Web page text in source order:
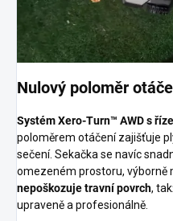
Nulový poloměr
Systém Xero-Turn™ AWD s
poloměrem otáčení zajišťuje
sečení. Sekačka se navíc
omezeném prostoru, výborně
nepoškozuje travní povrch,
upraveně a profesionálně.